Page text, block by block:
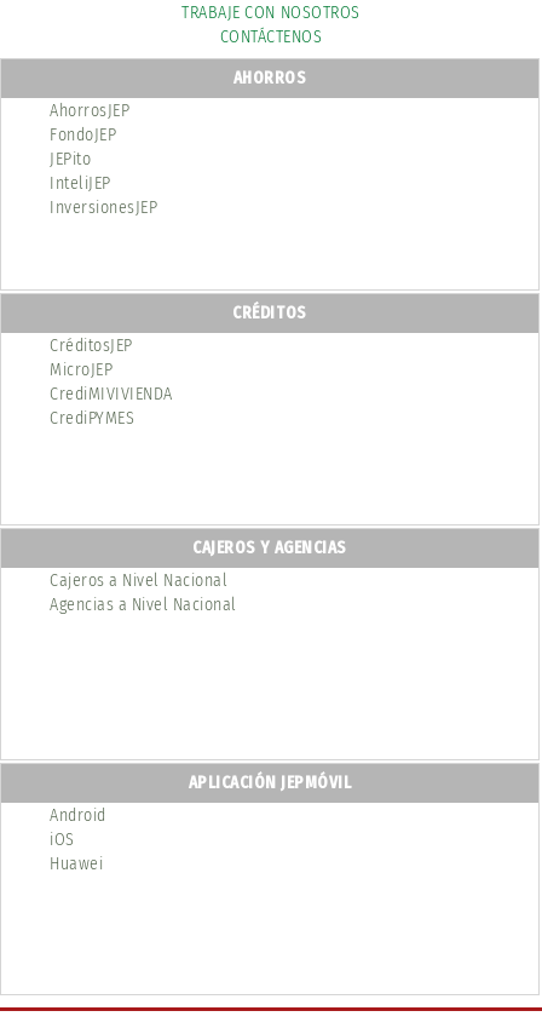
TRABAJE CON NOSOTROS
CONTÁCTENOS
AHORROS
AhorrosJEP
FondoJEP
JEPito
InteliJEP
InversionesJEP
CRÉDITOS
CréditosJEP
MicroJEP
CrediMIVIVIENDA
CrediPYMES
CAJEROS Y AGENCIAS
Cajeros a Nivel Nacional
Agencias a Nivel Nacional
APLICACIÓN JEPMÓVIL
Android
iOS
Huawei